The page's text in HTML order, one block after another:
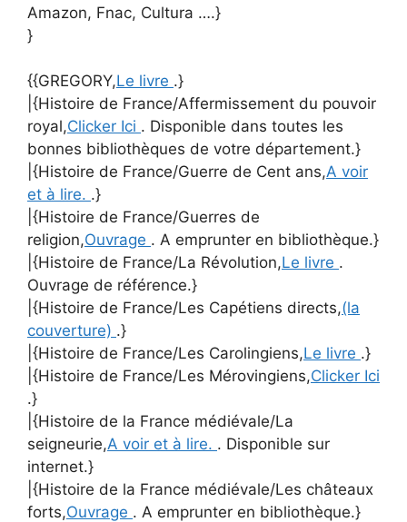
Amazon, Fnac, Cultura ….}
}
{{GREGORY,Le livre .}
|{Histoire de France/Affermissement du pouvoir
royal,Clicker Ici . Disponible dans toutes les
bonnes bibliothèques de votre département.}
|{Histoire de France/Guerre de Cent ans,A voir
et à lire. .}
|{Histoire de France/Guerres de
religion,Ouvrage . A emprunter en bibliothèque.}
|{Histoire de France/La Révolution,Le livre .
Ouvrage de référence.}
|{Histoire de France/Les Capétiens directs,(la
couverture) .}
|{Histoire de France/Les Carolingiens,Le livre .}
|{Histoire de France/Les Mérovingiens,Clicker Ici
.}
|{Histoire de la France médiévale/La
seigneurie,A voir et à lire. . Disponible sur
internet.}
|{Histoire de la France médiévale/Les châteaux
forts,Ouvrage . A emprunter en bibliothèque.}